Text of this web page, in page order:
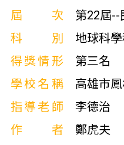
屆次
第22屆--
科別
地球科
得獎情形
第三名
學校名稱
高雄市
指導老師
李德治
作者
鄭虎夫